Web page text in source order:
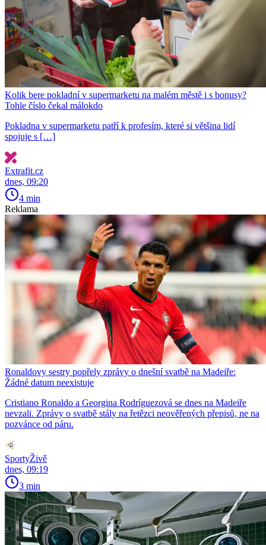
Kolik bere pokladní v supermarketu na malém městě i s bonusy?
Tohle číslo čekal málokdo
Pokladna v supermarketu patří k profesím, které si většina lidí
spojuje s […]
Extrafit.cz
dnes, 09:20
4 min
Reklama
Ronaldovy sestry popřely zprávy o dnešní svatbě na Madeiře:
Žádné datum neexistuje
Cristiano Ronaldo a Georgina Rodríguezová se dnes na Madeiře
nevzali. Zprávy o svatbě stály na řetězci neověřených přepisů, ne na
pozvánce od páru.
SportyŽivě
dnes, 09:19
3 min